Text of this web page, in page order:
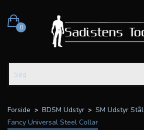
0
Forside BDSM Udstyr
SM Udstyr Stål
Fancy Universal Steel Collar